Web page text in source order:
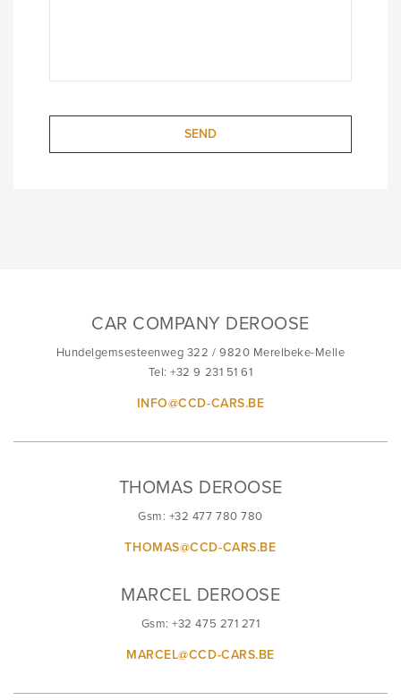
SEND
CAR COMPANY DEROOSE
Hundelgemsesteenweg 322 / 9820 Merelbeke-Melle
Tel: +32 9 231 51 61
INFO@CCD-CARS.BE
THOMAS DEROOSE
Gsm: +32 477 780 780
THOMAS@CCD-CARS.BE
MARCEL DEROOSE
Gsm: +32 475 271 271
MARCEL@CCD-CARS.BE